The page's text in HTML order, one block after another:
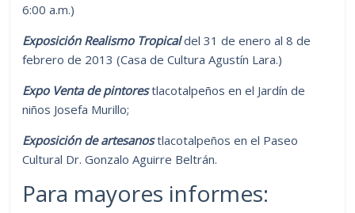
6:00 a.m.)
Exposición Realismo Tropicaldel 31 de enero al 8 de
febrero de 2013 (Casa de Cultura Agustín Lara.)
Expo Venta de pintorestlacotalpeños en el Jardín de
niños Josefa Murillo;
Exposición de artesanostlacotalpeños en el Paseo
Cultural Dr. Gonzalo Aguirre Beltrán.
Para mayores informes: